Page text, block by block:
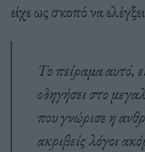
είχε ως σκοπό να
Το πείραμα αυτό,
οδηγήσει στο
που γνώρισε η
ακριβείς λόγοι